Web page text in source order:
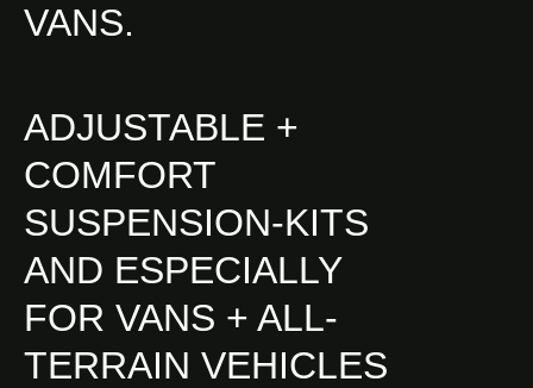
VANS.
ADJUSTABLE +
COMFORT
SUSPENSION-KITS
AND ESPECIALLY
FOR VANS + ALL-
TERRAIN VEHICLES